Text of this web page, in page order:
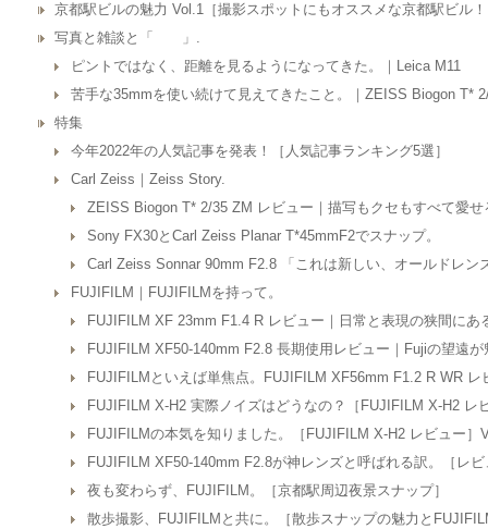
京都駅ビルの魅力 Vol.1［撮影スポットにもオススメな京都駅ビル
写真と雑談と「 」.
ピントではなく、距離を見るようになってきた。｜Leica M11
苦手な35mmを使い続けて見えてきたこと。｜ZEISS Biogon T*
特集
今年2022年の人気記事を発表！［人気記事ランキング5選］
Carl Zeiss｜Zeiss Story.
ZEISS Biogon T* 2/35 ZM レビュー｜描写もクセもすべて愛せ
Sony FX30とCarl Zeiss Planar T*45mmF2でスナップ。
Carl Zeiss Sonnar 90mm F2.8 「これは新しい、オールドレン
FUJIFILM｜FUJIFILMを持って。
FUJIFILM XF 23mm F1.4 R レビュー｜日常と表現の狭間にあ
FUJIFILM XF50-140mm F2.8 長期使用レビュー｜Fujiの望遠
FUJIFILMといえば単焦点。FUJIFILM XF56mm F1.2 R WR レ
FUJIFILM X-H2 実際ノイズはどうなの？［FUJIFILM X-H2 レ
FUJIFILMの本気を知りました。［FUJIFILM X-H2 レビュー］
FUJIFILM XF50-140mm F2.8が神レンズと呼ばれる訳。［レ
夜も変わらず、FUJIFILM。［京都駅周辺夜景スナップ］
散歩撮影、FUJIFILMと共に。［散歩スナップの魅力と